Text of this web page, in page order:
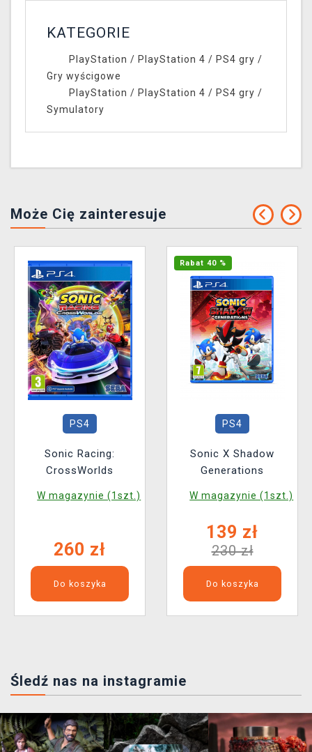
KATEGORIE
PlayStation / PlayStation 4 / PS4 gry /
Gry wyścigowe
PlayStation / PlayStation 4 / PS4 gry /
Symulatory
Może Cię zainteresuje
PS4
Sonic Racing:
CrossWorlds
W magazynie (1szt.)
260 zł
Do koszyka
Rabat 40 %
PS4
Sonic X Shadow
Generations
W magazynie (1szt.)
139 zł
230 zł
Do koszyka
Śledź nas na instagramie